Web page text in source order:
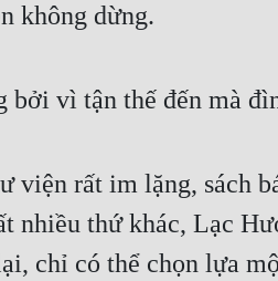
không dừng.
bởi vì tận thế đến mà
viện rất im lặng, sách
nhiều thứ khác, Lạc
chỉ có thể chọn lựa